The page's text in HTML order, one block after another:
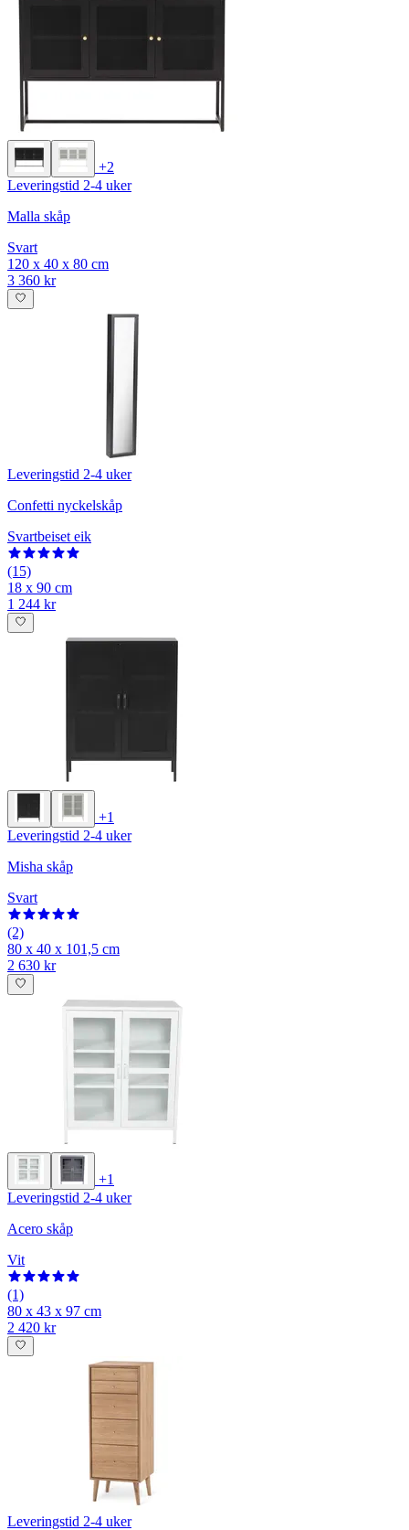
+2
Leveringstid 2-4 uker
Malla skåp
Svart
120 x 40 x 80 cm
3 360 kr
Leveringstid 2-4 uker
Confetti nyckelskåp
Svartbeiset eik
(15)
18 x 90 cm
1 244 kr
+1
Leveringstid 2-4 uker
Misha skåp
Svart
(2)
80 x 40 x 101,5 cm
2 630 kr
+1
Leveringstid 2-4 uker
Acero skåp
Vit
(1)
80 x 43 x 97 cm
2 420 kr
Leveringstid 2-4 uker